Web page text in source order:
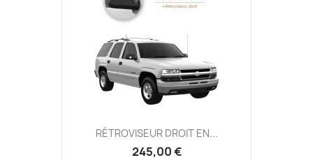
RÉTROVISEUR DROIT EN...
245,00 €